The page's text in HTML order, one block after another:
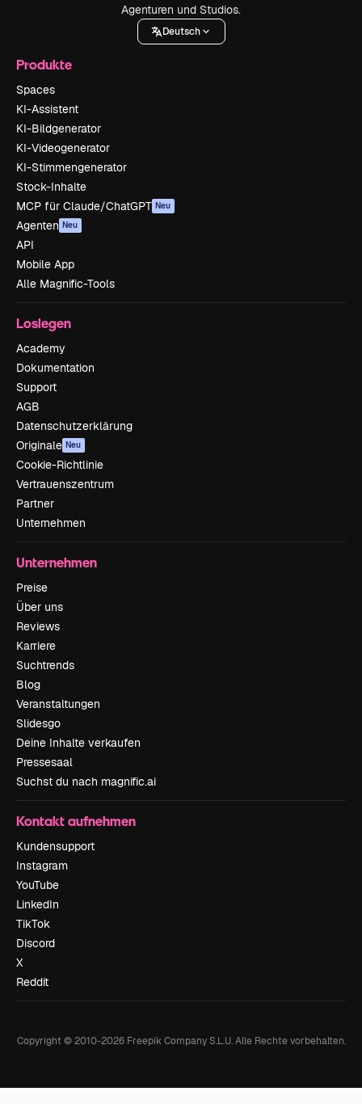
Agenturen und Studios.
Deutsch
Produkte
Spaces
KI-Assistent
KI-Bildgenerator
KI-Videogenerator
KI-Stimmengenerator
Stock-Inhalte
MCP für Claude/ChatGPT Neu
Agenten Neu
API
Mobile App
Alle Magnific-Tools
Loslegen
Academy
Dokumentation
Support
AGB
Datenschutzerklärung
Originale Neu
Cookie-Richtlinie
Vertrauenszentrum
Partner
Unternehmen
Unternehmen
Preise
Über uns
Reviews
Karriere
Suchtrends
Blog
Veranstaltungen
Slidesgo
Deine Inhalte verkaufen
Pressesaal
Suchst du nach magnific.ai
Kontakt aufnehmen
Kundensupport
Instagram
YouTube
LinkedIn
TikTok
Discord
X
Reddit
Copyright © 2010-2026Freepik Company S.L.U. Alle Rechte vorbehalten.